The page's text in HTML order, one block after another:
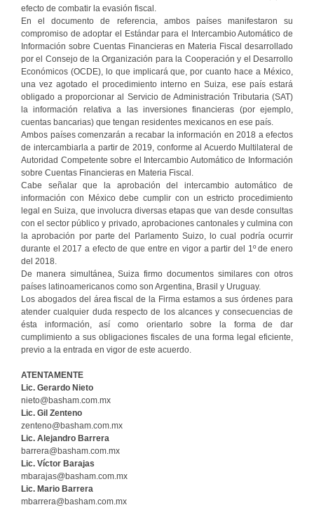
efecto de combatir la evasión fiscal.
En el documento de referencia, ambos países manifestaron su
compromiso de adoptar el Estándar para el Intercambio Automático de
Información sobre Cuentas Financieras en Materia Fiscal desarrollado
por el Consejo de la Organización para la Cooperación y el Desarrollo
Económicos (OCDE), lo que implicará que, por cuanto hace a México,
una vez agotado el procedimiento interno en Suiza, ese país estará
obligado a proporcionar al Servicio de Administración Tributaria (SAT)
la información relativa a las inversiones financieras (por ejemplo,
cuentas bancarias) que tengan residentes mexicanos en ese país.
Ambos países comenzarán a recabar la información en 2018 a efectos
de intercambiarla a partir de 2019, conforme al Acuerdo Multilateral de
Autoridad Competente sobre el Intercambio Automático de Información
sobre Cuentas Financieras en Materia Fiscal.
Cabe señalar que la aprobación del intercambio automático de
información con México debe cumplir con un estricto procedimiento
legal en Suiza, que involucra diversas etapas que van desde consultas
con el sector público y privado, aprobaciones cantonales y culmina con
la aprobación por parte del Parlamento Suizo, lo cual podría ocurrir
durante el 2017 a efecto de que entre en vigor a partir del 1º de enero
del 2018.
De manera simultánea, Suiza firmo documentos similares con otros
países latinoamericanos como son Argentina, Brasil y Uruguay.
Los abogados del área fiscal de la Firma estamos a sus órdenes para
atender cualquier duda respecto de los alcances y consecuencias de
ésta información, así como orientarlo sobre la forma de dar
cumplimiento a sus obligaciones fiscales de una forma legal eficiente,
previo a la entrada en vigor de este acuerdo.
ATENTAMENTE
Lic. Gerardo Nieto
nieto@basham.com.mx
Lic. Gil Zenteno
zenteno@basham.com.mx
Lic. Alejandro Barrera
barrera@basham.com.mx
Lic. Víctor Barajas
mbarajas@basham.com.mx
Lic. Mario Barrera
mbarrera@basham.com.mx